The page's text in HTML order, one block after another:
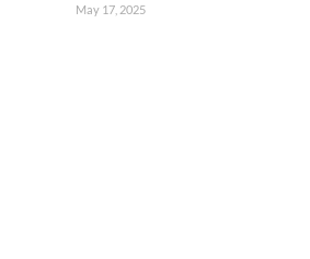
May 17, 2025